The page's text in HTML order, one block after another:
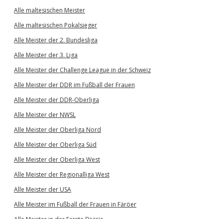
Alle maltesischen Meister
Alle maltesischen Pokalsieger
Alle Meister der 2. Bundesliga
Alle Meister der 3. Liga
Alle Meister der Challenge League in der Schweiz
Alle Meister der DDR im Fußball der Frauen
Alle Meister der DDR-Oberliga
Alle Meister der NWSL
Alle Meister der Oberliga Nord
Alle Meister der Oberliga Süd
Alle Meister der Oberliga West
Alle Meister der Regionalliga West
Alle Meister der USA
Alle Meister im Fußball der Frauen in Färöer